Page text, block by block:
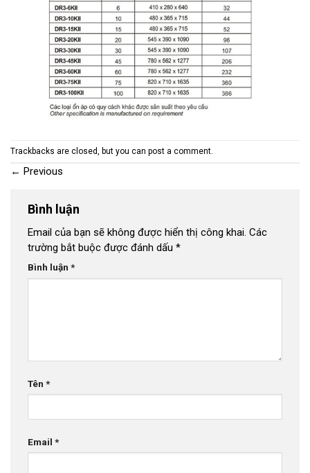
Trackbacks are closed, but you can post a comment
← Previous
Bình luận
Email của bạn sẽ không được hiển thị công khai. Các
trường bắt buộc được đánh dấu *
Bình luận *
Tên *
Email *